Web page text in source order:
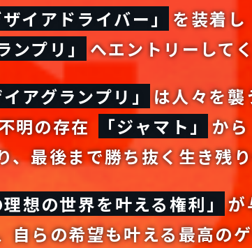
イアドライバー」
を装着し
ンプリ」
へエントリーして
イアグランプリ」
は人々を襲
明の存在
「ジャマト」
から
、最後まで勝ち抜く生き残り
理想の世界を叶える権利」が
自らの希望も叶える最高の